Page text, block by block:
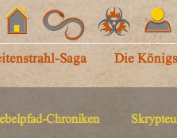
Saga Die
Chroniken